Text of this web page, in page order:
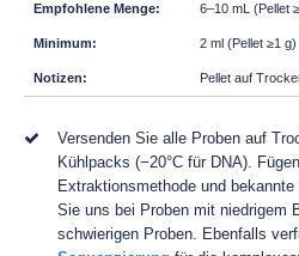
6–10 mL (Pellet
2 ml (Pellet ≥1 g)
Pellet auf
Versenden Sie alle Proben auf
Kühlpacks (−20°C für DNA).
Extraktionsmethode und
Sie uns bei Proben mit niedrigem
schwierigen Proben. Ebenfalls